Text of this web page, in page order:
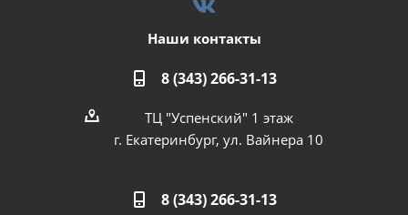
Наши контакты
8 (343) 266-31-13
ТЦ "Успенский" 1 этаж
г. Екатеринбург, ул. Вайнера 10
8 (343) 266-31-13